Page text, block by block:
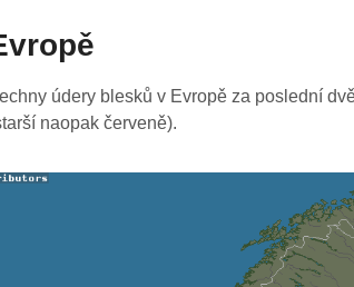
údery blesků v Evropě za poslední
naopak červeně).